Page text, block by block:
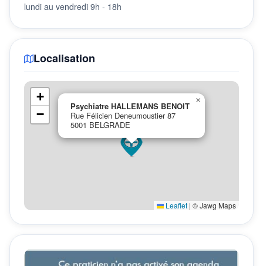
lundi au vendredi 9h - 18h
Localisation
Psychiatre HALLEMANS BENOIT
Rue Félicien Deneumoustier 87
5001 BELGRADE
×
+
−
Leaflet | © Jawg Maps